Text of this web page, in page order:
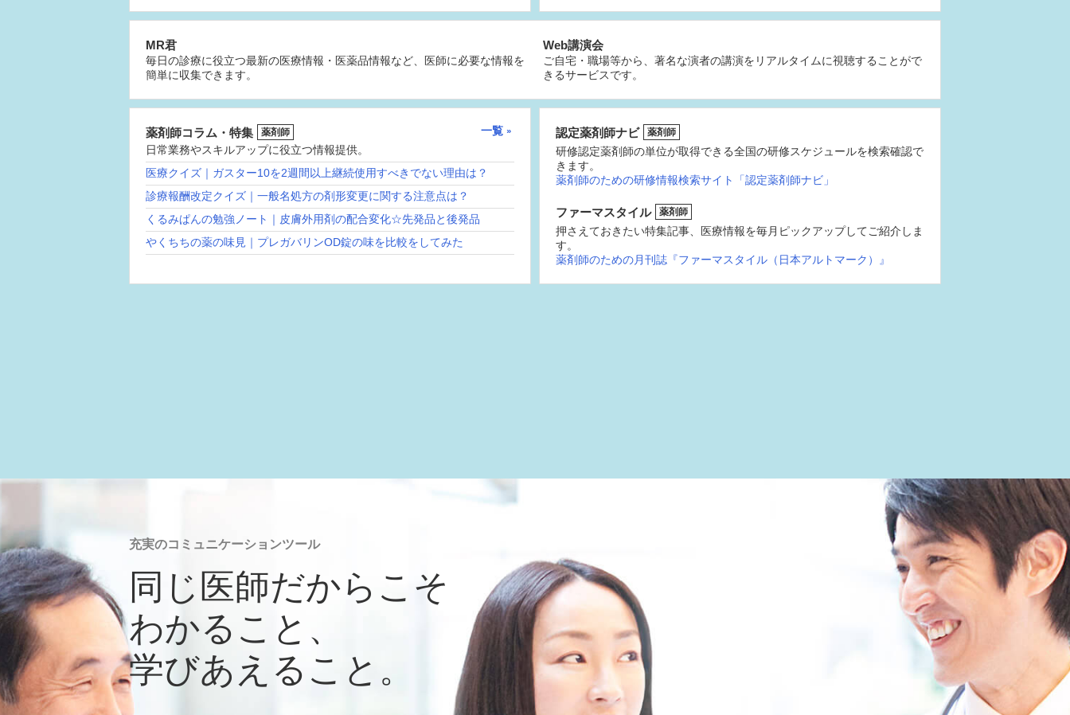
MR君
毎日の診療に役立つ最新の医療情報・医薬品情報など、医師に必要な情報を
簡単に収集できます。
Web講演会
ご自宅・職場等から、著名な演者の講演をリアルタイムに視聴することがで
きるサービスです。
薬剤師コラム・特集 薬剤師
一覧
日常業務やスキルアップに役立つ情報提供。
医療クイズ｜ガスター10を2週間以上継続使用すべきでない理由は？
診療報酬改定クイズ｜一般名処方の剤形変更に関する注意点は？
くるみぱんの勉強ノート｜皮膚外用剤の配合変化☆先発品と後発品
やくちちの薬の味見｜プレガバリンOD錠の味を比較をしてみた
認定薬剤師ナビ 薬剤師
研修認定薬剤師の単位が取得できる全国の研修スケジュールを検索確認で
きます。
薬剤師のための研修情報検索サイト「認定薬剤師ナビ」
ファーマスタイル 薬剤師
押さえておきたい特集記事、医療情報を毎月ピックアップしてご紹介しま
す。
薬剤師のための月刊誌『ファーマスタイル（日本アルトマーク）』
充実のコミュニケーションツール
同じ医師だからこそ
わかること、
学びあえること。